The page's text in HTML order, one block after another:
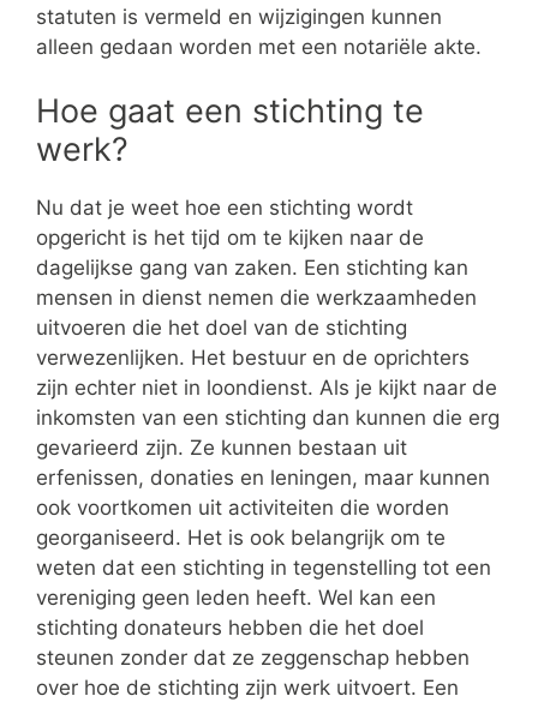
statuten is vermeld en wijzigingen kunnen
alleen gedaan worden met een notariële akte.
Hoe gaat een stichting te
werk?
Nu dat je weet hoe een stichting wordt
opgericht is het tijd om te kijken naar de
dagelijkse gang van zaken. Een stichting kan
mensen in dienst nemen die werkzaamheden
uitvoeren die het doel van de stichting
verwezenlijken. Het bestuur en de oprichters
zijn echter niet in loondienst. Als je kijkt naar de
inkomsten van een stichting dan kunnen die erg
gevarieerd zijn. Ze kunnen bestaan uit
erfenissen, donaties en leningen, maar kunnen
ook voortkomen uit activiteiten die worden
georganiseerd. Het is ook belangrijk om te
weten dat een stichting in tegenstelling tot een
vereniging geen leden heeft. Wel kan een
stichting donateurs hebben die het doel
steunen zonder dat ze zeggenschap hebben
over hoe de stichting zijn werk uitvoert. Een